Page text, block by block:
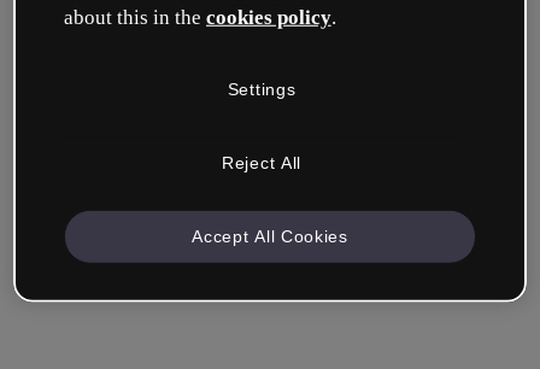
Was beschreibt deine Rolle am besten?
Unternehmen & Professionals
einem anderen Bereich.
about this in the cookies policy.
Settings
Reject All
Accept All Cookies